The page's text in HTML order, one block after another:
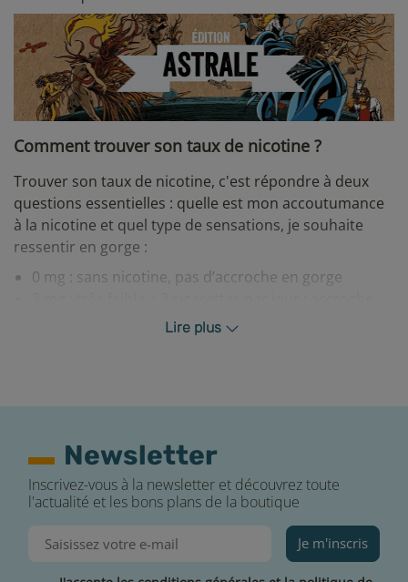
Comment trouver son taux de nicotine ?
Trouver son taux de nicotine, c'est répondre à deux
questions essentielles : quelle est mon accoutumance
à la nicotine et quel type de sensations, je souhaite
ressentir en gorge :
0 mg : sans nicotine, pas d’accroche en gorge
6 mg : faible < 6 cigarettes par jour : accroche
Comment conserver votre e-liquide ?
Afin de conserver votre e-liquide dans les meilleures
conditions, voici nos quatre conseils essentiels :
Vérifier la DLUO (date limite d'utilisation optimale)
Rebouchez avec soin votre flacon après chaque
utilisation
Lire plus
Newsletter
Inscrivez-vous à la newsletter et découvrez toute
l'actualité et les bons plans de la boutique
Je m'inscris